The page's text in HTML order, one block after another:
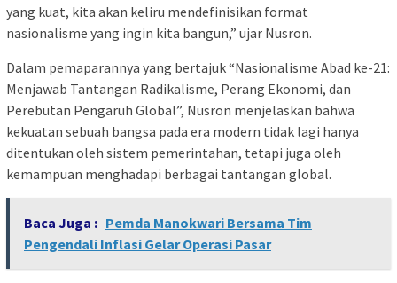
yang kuat, kita akan keliru mendefinisikan format
nasionalisme yang ingin kita bangun,” ujar Nusron.
Dalam pemaparannya yang bertajuk “Nasionalisme Abad ke-21:
Menjawab Tantangan Radikalisme, Perang Ekonomi, dan
Perebutan Pengaruh Global”, Nusron menjelaskan bahwa
kekuatan sebuah bangsa pada era modern tidak lagi hanya
ditentukan oleh sistem pemerintahan, tetapi juga oleh
kemampuan menghadapi berbagai tantangan global.
Baca Juga : Pemda Manokwari Bersama Tim
Pengendali Inflasi Gelar Operasi Pasar